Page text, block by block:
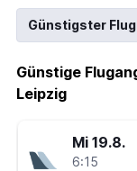
Günstigster Flug
Günstige
Leipzig
Mi 19.8.
6:15